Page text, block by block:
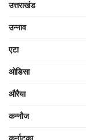
उत्तराखंड
उन्नाव
एटा
ओडिसा
औरैया
कन्नौज